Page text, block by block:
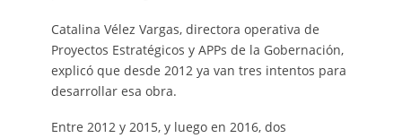
Catalina Vélez Vargas, directora operativa de
Proyectos Estratégicos y APPs de la Gobernación,
explicó que desde 2012 ya van tres intentos para
desarrollar esa obra.
Entre 2012 y 2015, y luego en 2016, dos